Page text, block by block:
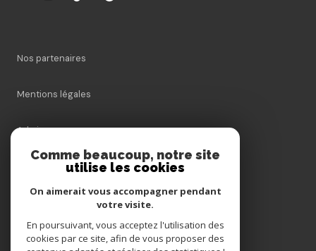
Nos partenaires
Mentions légales
Admin
Nos honoraires
Cookies
Comme beaucoup, notre site
utilise les cookies
On aimerait vous accompagner pendant
votre visite.
En poursuivant, vous acceptez l'utilisation des
cookies par ce site, afin de vous proposer des